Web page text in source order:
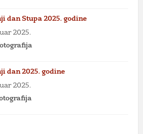
dan Stupa 2025. godine
2025.
dan 2025. godine
2025.